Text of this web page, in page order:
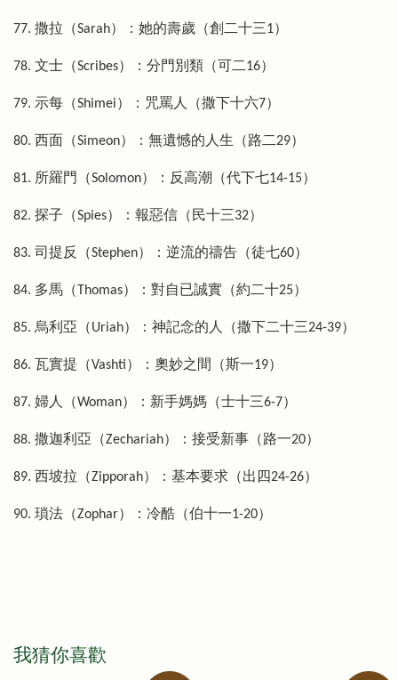
77. 撒拉（Sarah）：她的壽歲（創二十三1）
78. 文士（Scribes）：分門別類（可二16）
79. 示每（Shimei）：咒罵人（撒下十六7）
80. 西面（Simeon）：無遺憾的人生（路二29）
81. 所羅門（Solomon）：反高潮（代下七14-15）
82. 探子（Spies）：報惡信（民十三32）
83. 司提反（Stephen）：逆流的禱告（徒七60）
84. 多馬（Thomas）：對自已誠實（約二十25）
85. 烏利亞（Uriah）：神記念的人（撒下二十三24-39）
86. 瓦實提（Vashti）：奧妙之間（斯一19）
87. 婦人（Woman）：新手媽媽（士十三6-7）
88. 撒迦利亞（Zechariah）：接受新事（路一20）
89. 西坡拉（Zipporah）：基本要求（出四24-26）
90. 瑣法（Zophar）：冷酷（伯十一1-20）
我猜你喜歡